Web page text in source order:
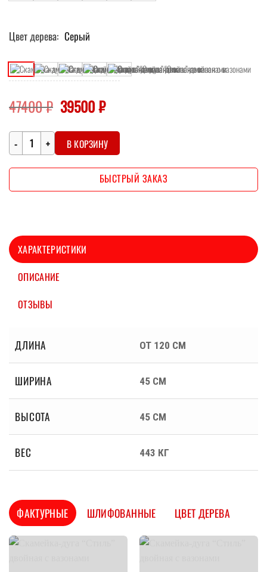
Цвет дерева Серый
47400₽ Первоначальная
цена
составляла
47400 ₽.
39500₽Текущая
39500 ₽.
Количество В КОРЗИНУ
БЫСТРЫЙ ЗАКАЗ
ХАРАКТЕРИСТИКИ
ОПИСАНИЕ
ОТЗЫВЫ
ДЛИНА ОТ 120 СМ
ШИРИНА 45 СМ
ВЫСОТА 45 СМ
ВЕС 443 КГ
ФАКТУРНЫЕ ШЛИФОВАННЫЕ ЦВЕТ ДЕРЕВА